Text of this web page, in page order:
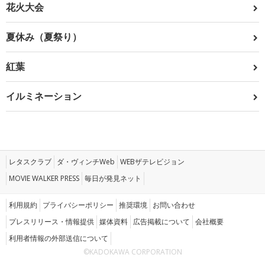
花火大会
夏休み（夏祭り）
紅葉
イルミネーション
レタスクラブ ダ・ヴィンチWeb WEBザテレビジョン
MOVIE WALKER PRESS 毎日が発見ネット
利用規約 プライバシーポリシー 推奨環境 お問い合わせ
プレスリリース・情報提供 媒体資料 広告掲載について 会社概要
利用者情報の外部送信について
©KADOKAWA CORPORATION